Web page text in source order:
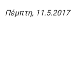
Πέμπτη, 11.5.2017